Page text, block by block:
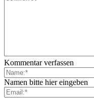
Kommentar verfassen
Namen bitte hier eingeben